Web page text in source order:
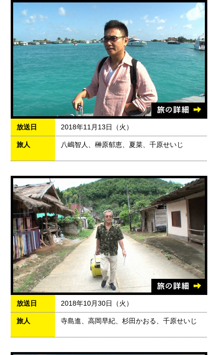
放送日 2018年11月13日（火）
旅人 八嶋智人、榊原郁恵、夏菜、千原せいじ
放送日 2018年10月30日（火）
旅人 寺島進、高岡早紀、杉田かおる、千原せいじ